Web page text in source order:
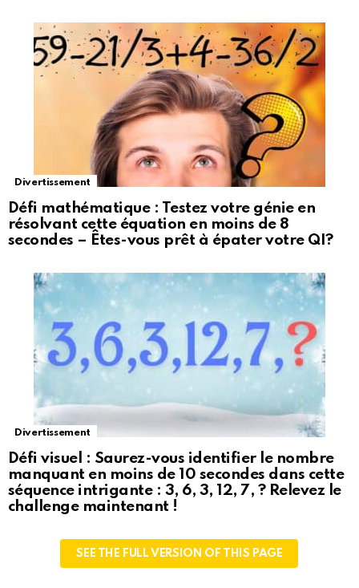
Divertissement
Défi mathématique : Testez votre génie en
résolvant cette équation en moins de 8
secondes – Êtes-vous prêt à épater votre QI?
Divertissement
Défi visuel : Saurez-vous identifier le nombre
manquant en moins de 10 secondes dans cette
séquence intrigante : 3, 6, 3, 12, 7, ? Relevez le
challenge maintenant !
SEE THE FULL VERSION OF THIS PAGE